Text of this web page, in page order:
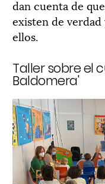
dan cuenta de
existen de
ellos.
Taller sobre el
Baldomera'